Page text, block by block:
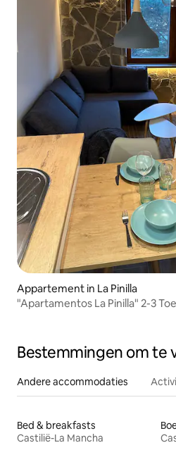
Appartement in La Pinilla
"Apartamentos La Pinilla" 2-3
Bestemmingen om te
Andere accommodaties
Bed & breakfasts
Castilië-La Mancha